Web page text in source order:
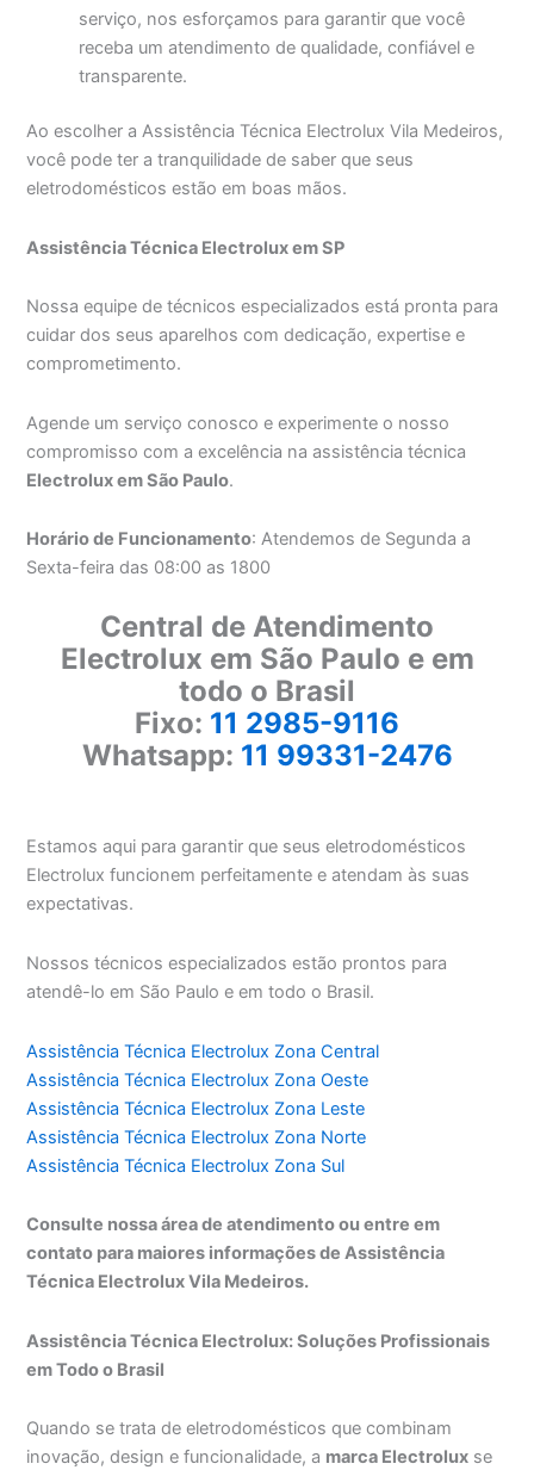
serviço, nos esforçamos para garantir que você
receba um atendimento de qualidade, confiável e
transparente.
Ao escolher a Assistência Técnica Electrolux Vila Medeiros,
você pode ter a tranquilidade de saber que seus
eletrodomésticos estão em boas mãos.
Assistência Técnica Electrolux em SP
Nossa equipe de técnicos especializados está pronta para
cuidar dos seus aparelhos com dedicação, expertise e
comprometimento.
Agende um serviço conosco e experimente o nosso
compromisso com a excelência na assistência técnica
Electrolux em São Paulo.
Horário de Funcionamento: Atendemos de Segunda a
Sexta-feira das 08:00 as 1800
Central de Atendimento
Electrolux em São Paulo e em
todo o Brasil
Fixo: 11 2985-9116
Whatsapp: 11 99331-2476
Estamos aqui para garantir que seus eletrodomésticos
Electrolux funcionem perfeitamente e atendam às suas
expectativas.
Nossos técnicos especializados estão prontos para
atendê-lo em São Paulo e em todo o Brasil.
Assistência Técnica Electrolux Zona Central
Assistência Técnica Electrolux Zona Oeste
Assistência Técnica Electrolux Zona Leste
Assistência Técnica Electrolux Zona Norte
Assistência Técnica Electrolux Zona Sul
Consulte nossa área de atendimento ou entre em
contato para maiores informações de Assistência
Técnica Electrolux Vila Medeiros.
Assistência Técnica Electrolux: Soluções Profissionais
em Todo o Brasil
Quando se trata de eletrodomésticos que combinam
inovação, design e funcionalidade, a marca Electrolux se